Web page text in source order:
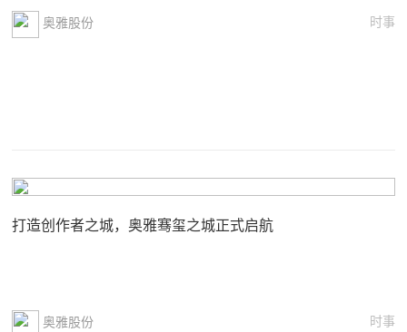
奥雅股份 时事
打造创作者之城，奥雅骞玺之城正式启航
奥雅股份 时事